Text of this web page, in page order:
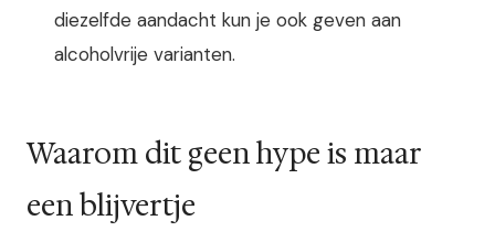
diezelfde aandacht kun je ook geven aan
alcoholvrije varianten.
Waarom dit geen hype is maar
een blijvertje